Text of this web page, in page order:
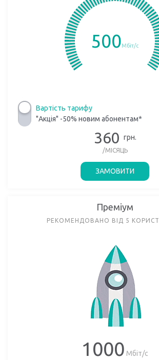
500Мбіт/с
Вартість тарифу
"Акція" -50% новим абонентам*
360 грн.
/МІСЯЦЬ
ЗАМОВИТИ
Преміум
РЕКОМЕНДОВАНО ВІД 5
1000 Мбіт/с